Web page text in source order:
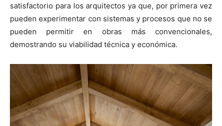
satisfactorio para los arquitectos ya que, por primera vez
pueden experimentar con sistemas y procesos que no se
pueden permitir en obras más convencionales,
demostrando su viabilidad técnica y económica.